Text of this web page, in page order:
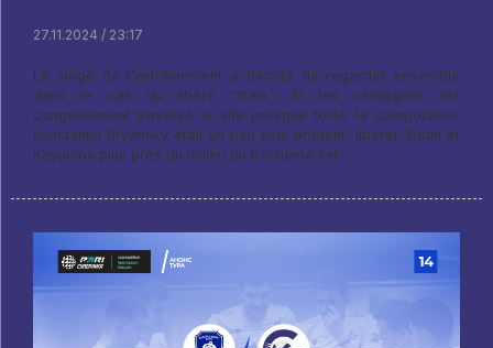
27.11.2024 / 23:17
Le siège de l'entraînement a décidé de regarder ensemble
dans le cas du libéro "frais", Et les chirurgans ont
complètement traversé le site presque toute la composition.
Konstantin Bryansky était un peu plus prudent, libérer Zudin et
Kayumov plus près du milieu du troisième set.